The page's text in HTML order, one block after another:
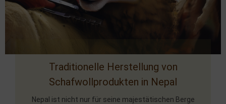
Traditionelle Herstellung von
Schafwollprodukten in Nepal
Nepal ist nicht nur für seine majestätischen Berge